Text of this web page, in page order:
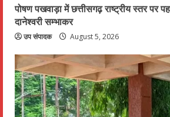
पोषण पखवाड़ा में छत्तीसगढ़ राष्ट्रीय स्तर पर
दानेश्वरी सम्भाकर
उप संपादक August 5, 2026